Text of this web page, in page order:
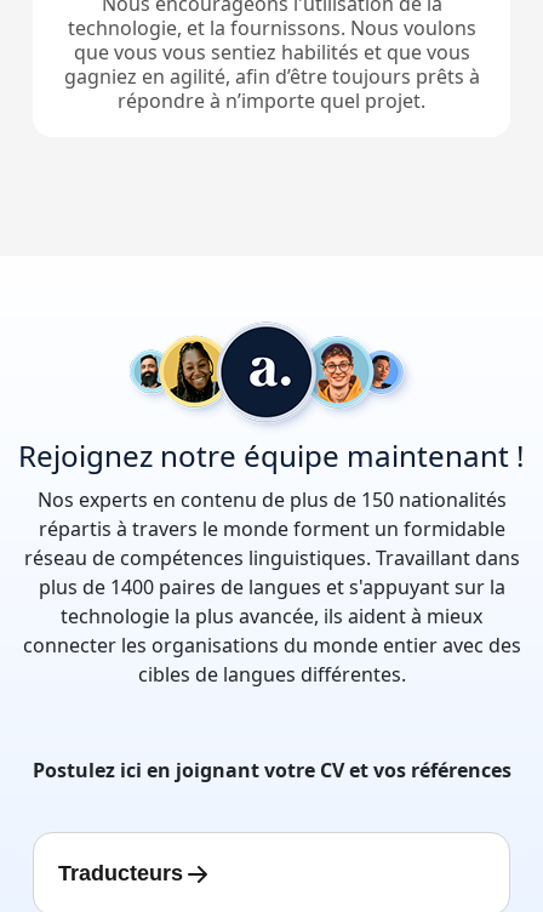
technologie, et la fournissons. Nous voulons
que vous vous sentiez habilités et que vous
gagniez en agilité, afin d’être toujours prêts à
répondre à n’importe quel projet.
Rejoignez notre équipe maintenant !
Nos experts en contenu de plus de 150 nationalités
répartis à travers le monde forment un formidable
réseau de compétences linguistiques. Travaillant dans
plus de 1400 paires de langues et s'appuyant sur la
technologie la plus avancée, ils aident à mieux
connecter les organisations du monde entier avec des
cibles de langues différentes.
Postulez ici en joignant votre CV et vos références
Traducteurs